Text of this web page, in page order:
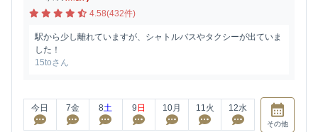
4.58(432件)
駅から少し離れていますが、シャトルバスやタクシーが出ていま
した！
15toさん
今日 7金 8土 9 日 10月 11火 12水
その他